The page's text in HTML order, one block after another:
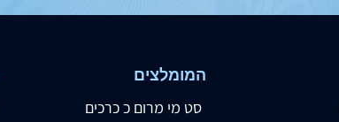
המומלצים
סט מי מרום כ כרכים